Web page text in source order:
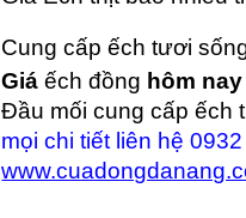
Cung cấp ếch tươi
Giá ếch đồng hôm nay
Đầu mối cung cấp ếch
mọi chi tiết liên hệ